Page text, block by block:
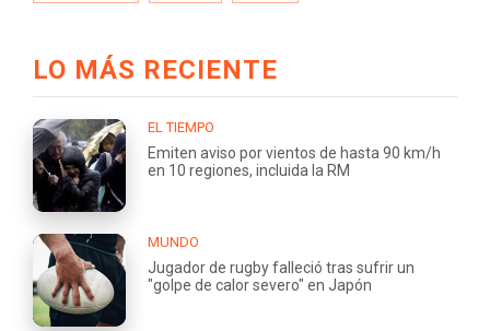
LO MÁS RECIENTE
EL TIEMPO
Emiten aviso por vientos de hasta 90 km/h
en 10 regiones, incluida la RM
MUNDO
Jugador de rugby falleció tras sufrir un
"golpe de calor severo" en Japón